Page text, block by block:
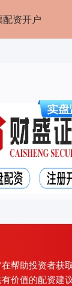
资开户
帮助投资者获
价值的配资建